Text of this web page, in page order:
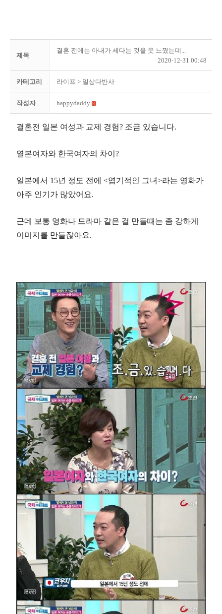
제목
결혼 전에는 아내가 세다는 것을 못 느꼈는데...
2020-12-31 00:48
카테고리 라이프 > 일상다반사
작성자 happydaddy
결혼전 일본 여성과 교제 경험? 조금 있습니다.
열본여자와 한국여자의 차이?
일본에서 15년 정도 전에 <엽기적인 그녀>라는 영화가
아주 인기가 많았어요.
근데 보통 영화나 드라마 같은 걸 만들때는 좀 강하게
이미지를 만들잖아요.